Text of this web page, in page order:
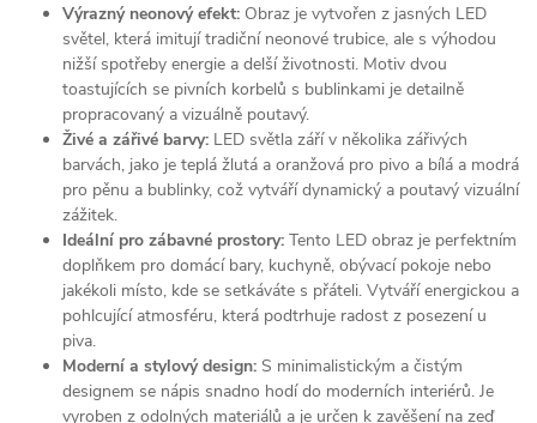
Výrazný neonový efekt: Obraz je vytvořen z jasných LED
světel, která imitují tradiční neonové trubice, ale s výhodou
nižší spotřeby energie a delší životnosti. Motiv dvou
toastujících se pivních korbelů s bublinkami je detailně
propracovaný a vizuálně poutavý.
Živé a zářivé barvy: LED světla září v několika zářivých
barvách, jako je teplá žlutá a oranžová pro pivo a bílá a modrá
pro pěnu a bublinky, což vytváří dynamický a poutavý vizuální
zážitek.
Ideální pro zábavné prostory: Tento LED obraz je perfektním
doplňkem pro domácí bary, kuchyně, obývací pokoje nebo
jakékoli místo, kde se setkáváte s přáteli. Vytváří energickou a
pohlcující atmosféru, která podtrhuje radost z posezení u
piva.
Moderní a stylový design: S minimalistickým a čistým
designem se nápis snadno hodí do moderních interiérů. Je
vyroben z odolných materiálů a je určen k zavěšení na zeď